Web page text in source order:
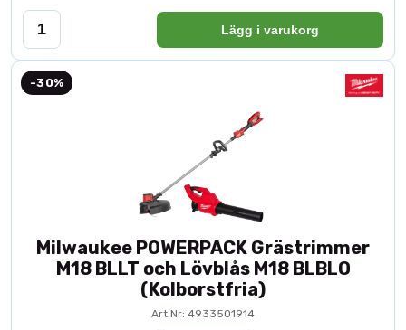
Lägg i varukorg
-30%
Milwaukee POWERPACK Grästrimmer
M18 BLLT och Lövblås M18 BLBLO
(Kolborstfria)
Art.Nr: 4933501914